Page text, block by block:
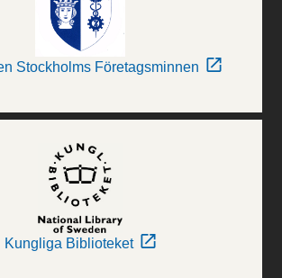
Stockholms Företagsminnen
Kungliga Biblioteket